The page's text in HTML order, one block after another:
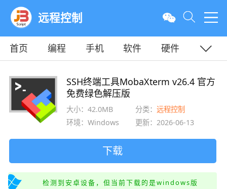
远程控制
首页 编程 手机 软件
硬件
SSH终端工具MobaXterm v26.4 官方
免费绿色解压版
大小：42.0MB 分类：远程控制
环境：Windows
更新：2026-06-13
下载
检测到安卓设备，但当前下载的是windows版